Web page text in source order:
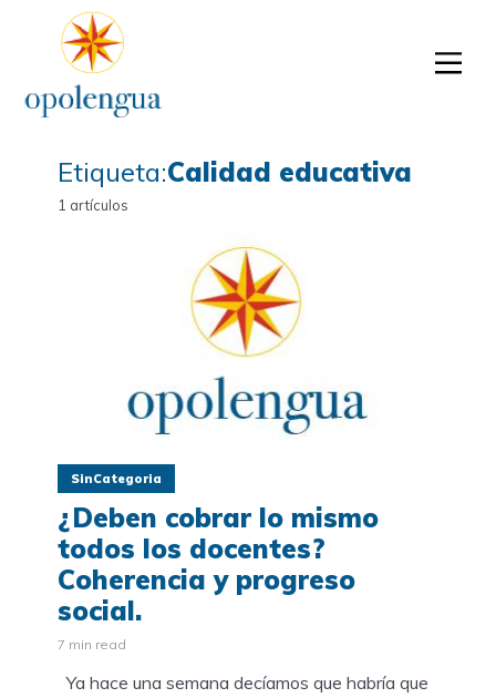
Etiqueta:Calidad educativa
1 artículos
SinCategoria
¿Deben cobrar lo mismo
todos los docentes?
Coherencia y progreso
social.
7 min read
Ya hace una semana decíamos que habría que